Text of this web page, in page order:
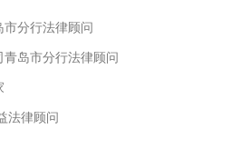
分行法律顾问
岛市分行法律顾问
法律顾问